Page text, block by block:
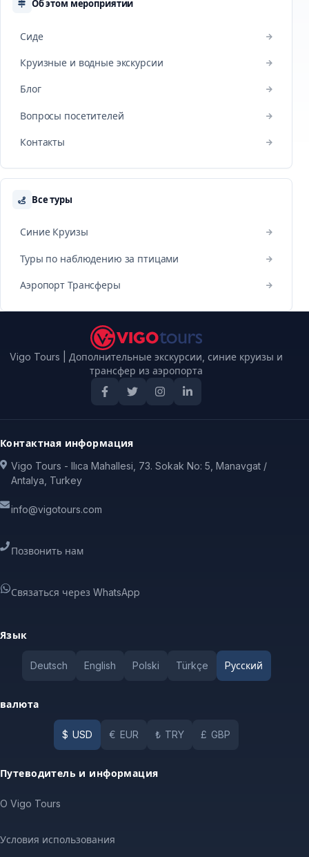
Об этом мероприятии
Сиде
Круизные и водные экскурсии
Блог
Вопросы посетителей
Контакты
Все туры
Синие Круизы
Туры по наблюдению за птицами
Аэропорт Трансферы
Vigo Tours | Дополнительные экскурсии, синие круизы и
трансфер из аэропорта
Контактная информация
Vigo Tours - Ilıca Mahallesi, 73. Sokak No: 5, Manavgat /
Antalya, Turkey
info@vigotours.com
Позвонить нам
Связаться через WhatsApp
Язык
Deutsch English Polski Türkçe Pусский
валюта
$ USD € EUR ₺ TRY £ GBP
Путеводитель и информация
O Vigo Tours
Условия использования